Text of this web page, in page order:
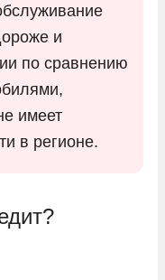
и
по сравнению
имеет
в регионе.